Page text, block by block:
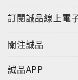
訂閱誠品線上電
關注誠品
誠品APP